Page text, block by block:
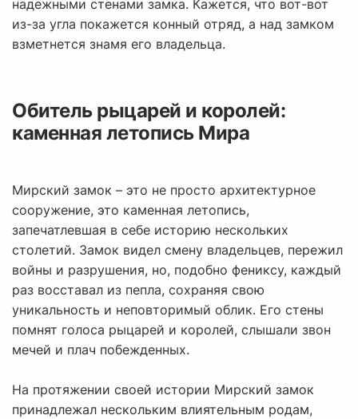
надежными стенами замка. Кажется, что вот-вот
из-за угла покажется конный отряд, а над замком
взметнется знамя его владельца.
Обитель рыцарей и королей:
каменная летопись Мира
Мирский замок – это не просто архитектурное
сооружение, это каменная летопись,
запечатлевшая в себе историю нескольких
столетий. Замок видел смену владельцев, пережил
войны и разрушения, но, подобно фениксу, каждый
раз восставал из пепла, сохраняя свою
уникальность и неповторимый облик. Его стены
помнят голоса рыцарей и королей, слышали звон
мечей и плач побежденных.
На протяжении своей истории Мирский замок
принадлежал нескольким влиятельным родам,